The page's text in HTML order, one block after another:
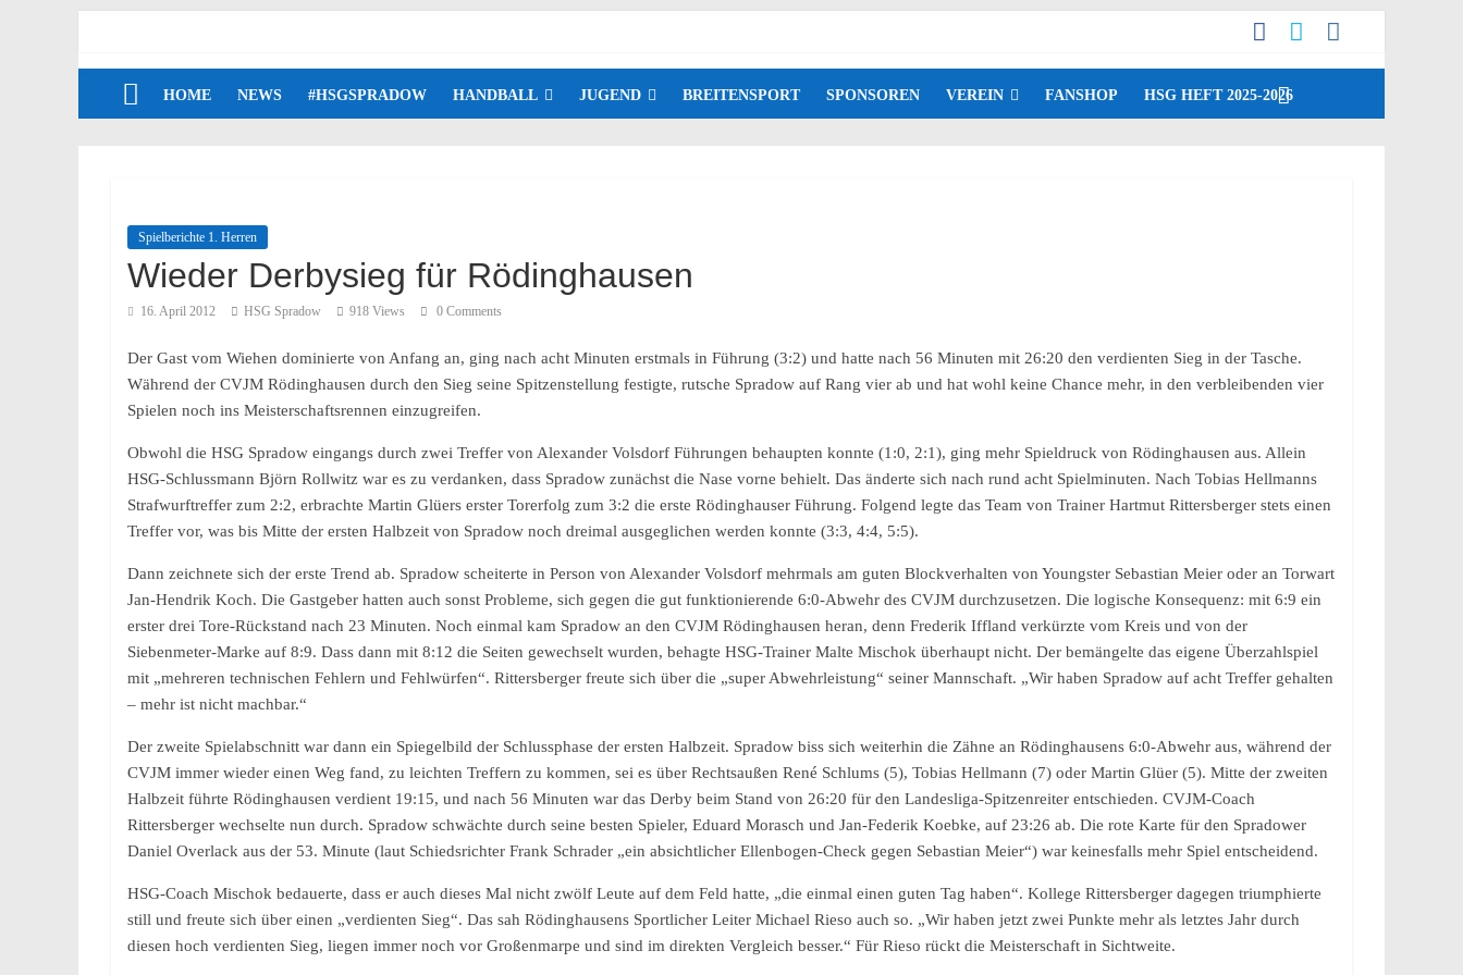
HOME NEWS #HSGSPRADOW HANDBALL JUGEND BREITENSPORT SPONSOREN VEREIN FANSHOP HSG HEFT 2025-2026
Spielberichte 1. Herren
Wieder Derbysieg für Rödinghausen
16. April 2012 HSG Spradow 918 Views 0 Comments
Der Gast vom Wiehen dominierte von Anfang an, ging nach acht Minuten erstmals in Führung (3:2) und hatte nach 56 Minuten mit 26:20 den verdienten Sieg in der Tasche.
Während der CVJM Rödinghausen durch den Sieg seine Spitzenstellung festigte, rutsche Spradow auf Rang vier ab und hat wohl keine Chance mehr, in den verbleibenden vier
Spielen noch ins Meisterschaftsrennen einzugreifen.
Obwohl die HSG Spradow eingangs durch zwei Treffer von Alexander Volsdorf Führungen behaupten konnte (1:0, 2:1), ging mehr Spieldruck von Rödinghausen aus. Allein
HSG-Schlussmann Björn Rollwitz war es zu verdanken, dass Spradow zunächst die Nase vorne behielt. Das änderte sich nach rund acht Spielminuten. Nach Tobias Hellmanns
Strafwurftreffer zum 2:2, erbrachte Martin Glüers erster Torerfolg zum 3:2 die erste Rödinghauser Führung. Folgend legte das Team von Trainer Hartmut Rittersberger stets einen
Treffer vor, was bis Mitte der ersten Halbzeit von Spradow noch dreimal ausgeglichen werden konnte (3:3, 4:4, 5:5).
Dann zeichnete sich der erste Trend ab. Spradow scheiterte in Person von Alexander Volsdorf mehrmals am guten Blockverhalten von Youngster Sebastian Meier oder an Torwart
Jan-Hendrik Koch. Die Gastgeber hatten auch sonst Probleme, sich gegen die gut funktionierende 6:0-Abwehr des CVJM durchzusetzen. Die logische Konsequenz: mit 6:9 ein
erster drei Tore-Rückstand nach 23 Minuten. Noch einmal kam Spradow an den CVJM Rödinghausen heran, denn Frederik Iffland verkürzte vom Kreis und von der
Siebenmeter-Marke auf 8:9. Dass dann mit 8:12 die Seiten gewechselt wurden, behagte HSG-Trainer Malte Mischok überhaupt nicht. Der bemängelte das eigene Überzahlspiel
mit „mehreren technischen Fehlern und Fehlwürfen“. Rittersberger freute sich über die „super Abwehrleistung“ seiner Mannschaft. „Wir haben Spradow auf acht Treffer gehalten
– mehr ist nicht machbar.“
Der zweite Spielabschnitt war dann ein Spiegelbild der Schlussphase der ersten Halbzeit. Spradow biss sich weiterhin die Zähne an Rödinghausens 6:0-Abwehr aus, während der
CVJM immer wieder einen Weg fand, zu leichten Treffern zu kommen, sei es über Rechtsaußen René Schlums (5), Tobias Hellmann (7) oder Martin Glüer (5). Mitte der zweiten
Halbzeit führte Rödinghausen verdient 19:15, und nach 56 Minuten war das Derby beim Stand von 26:20 für den Landesliga-Spitzenreiter entschieden. CVJM-Coach
Rittersberger wechselte nun durch. Spradow schwächte durch seine besten Spieler, Eduard Morasch und Jan-Federik Koebke, auf 23:26 ab. Die rote Karte für den Spradower
Daniel Overlack aus der 53. Minute (laut Schiedsrichter Frank Schrader „ein absichtlicher Ellenbogen-Check gegen Sebastian Meier“) war keinesfalls mehr Spiel entscheidend.
HSG-Coach Mischok bedauerte, dass er auch dieses Mal nicht zwölf Leute auf dem Feld hatte, „die einmal einen guten Tag haben“. Kollege Rittersberger dagegen triumphierte
still und freute sich über einen „verdienten Sieg“. Das sah Rödinghausens Sportlicher Leiter Michael Rieso auch so. „Wir haben jetzt zwei Punkte mehr als letztes Jahr durch
diesen hoch verdienten Sieg, liegen immer noch vor Großenmarpe und sind im direkten Vergleich besser.“ Für Rieso rückt die Meisterschaft in Sichtweite.